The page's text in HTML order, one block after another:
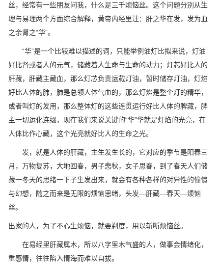
丝，经常有一些朋友问我，什么是三千烦恼丝。这个问题分别从生
理与易理两个方面综合解释，黄帝内经里注：肝之华在发，发为血
之余肾之“华”。
“华”是一个比较难以描述的词，只能举例油灯比拟来说，灯油
好比肾或者人的元气，储藏着人生命与生命的动力；灯芯好比人的
肝藏，肝藏主藏血，那么灯芯负责运载灯油，暂时储存灯油，灯焰
好比人体的肺，肺是总领人体气血的，那么灯焰是整个灯的精华，
或者叫灯的发用，那么整体灯的这些连贯运行好比人体的脾藏，脾
主一切运化连缀，现在我们来说关键的“华”华就是灯焰的光亮，在
人体比作心藏，这个光亮就好比人的生命之光。
发，就是人体的肝藏，主生发生长的，它对应的季节是阳春三
月，万物复苏，大地回春，男子悲秋，女子思春，到了春天人们储
藏一冬天的思绪一下子生发出来，就会有各种各样的对异性的憧憬
与幻想，随之而来是无限的烦恼思绪，头发—肝藏—春天—烦恼
丝。
出家的人，为了不心生烦恼，就要剃度，用以斩断烦恼丝。
在易经里肝藏属木，所以八字里木气盛的人，做事会情绪化，
重感情，往往陷入情海而难以自拔。